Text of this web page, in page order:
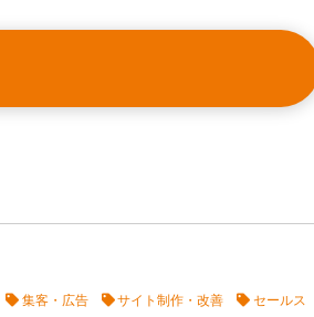
集客・広告 サイト制作・改善 セールス